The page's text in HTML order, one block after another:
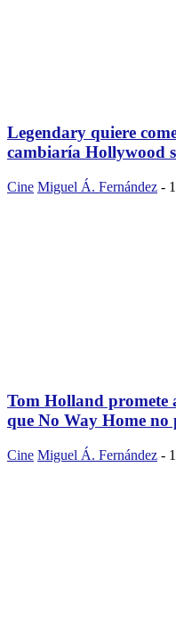
Legendary quiere
cambiaría Hollywood
Cine Miguel Á. Fernández -
Tom Holland promete
que No Way Home no
Cine Miguel Á. Fernández -